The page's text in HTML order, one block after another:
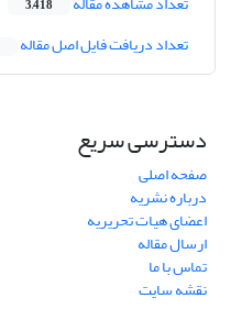
3,418
تعداد دریافت فایل اصل مقاله
دسترسی سریع
صفحه اصلی
درباره نشریه
اعضای هیات تحریریه
ارسال مقاله
تماس با ما
نقشه سایت